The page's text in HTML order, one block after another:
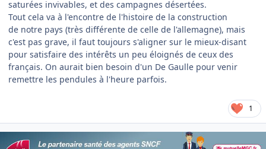
saturées invivables, et des campagnes désertées.
Tout cela va à l'encontre de l'histoire de la construction
de notre pays (très différente de celle de l'allemagne), mais
c'est pas grave, il faut toujours s'aligner sur le mieux-disant
pour satisfaire des intérêts un peu éloignés de ceux des
français. On aurait bien besoin d'un De Gaulle pour venir
remettre les pendules à l'heure parfois.
1